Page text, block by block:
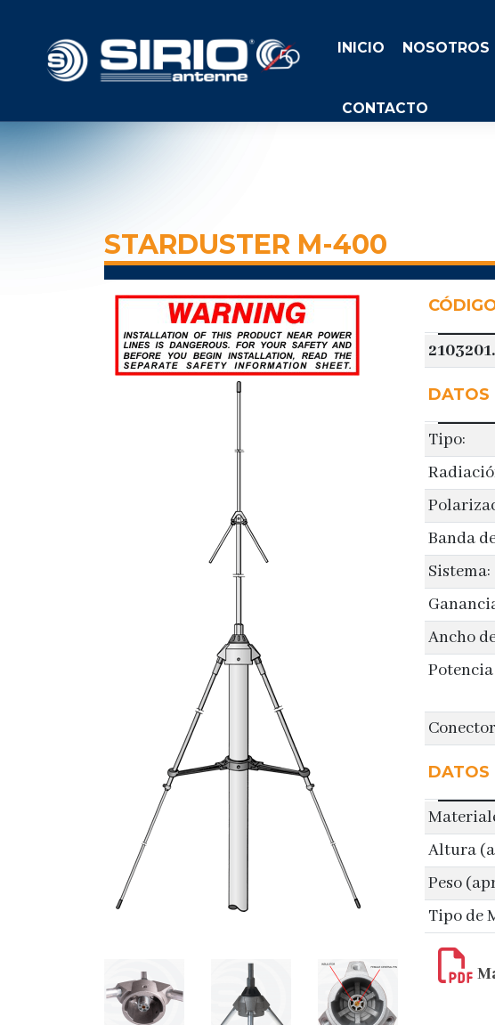
INICIO NOSOTROS
CONTACTO
STARDUSTER M-400
DATOS
Tipo:
Banda
Sistema:
Ancho
DATOS
Altura
Peso
Tipo de